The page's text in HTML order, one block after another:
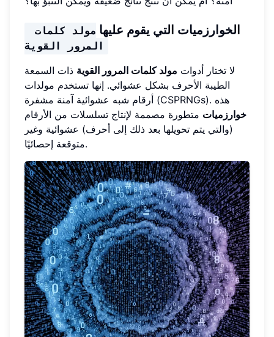
الخوارزميات التي يقوم عليها مولد كلمات
المرور القوية
لا تختار أدوات مولد كلمات المرور القوية ذات السمعة
الطيبة الأحرف بشكل عشوائي. إنها تستخدم مولدات
أرقام شبه عشوائية آمنة مشفرة (CSPRNGs). هذه
خوارزميات متطورة مصممة لإنتاج تسلسلات من الأرقام
(والتي يتم تحويلها بعد ذلك إلى أحرف) عشوائية وغير
متوقعة إحصائيًا.